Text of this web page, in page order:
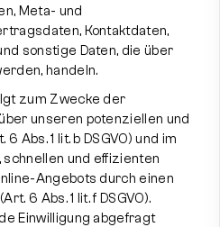
Meta- und
Kontaktdaten,
sonstige Daten, die über
handeln.
zum Zwecke der
unseren potenziellen und
Abs. 1 lit. b DSGVO) und im
und effizienten
Angebots durch einen
6 Abs. 1 lit. f DSGVO).
Einwilligung abgefragt